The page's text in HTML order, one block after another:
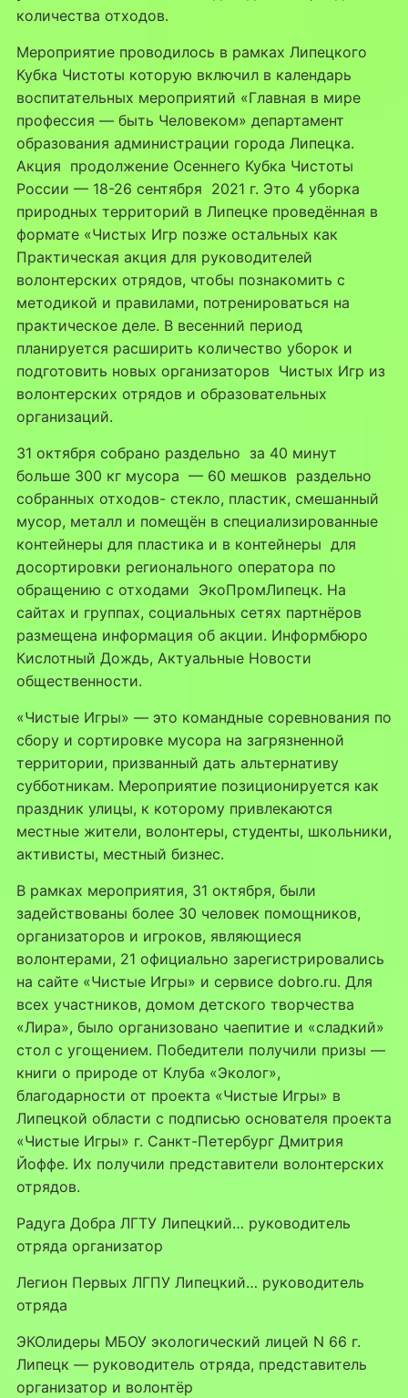
количества отходов.
Мероприятие проводилось в рамках Липецкого
Кубка Чистоты которую включил в календарь
воспитательных мероприятий «Главная в мире
профессия — быть Человеком» департамент
образования администрации города Липецка.
Акция продолжение Осеннего Кубка Чистоты
России — 18-26 сентября 2021 г. Это 4 уборка
природных территорий в Липецке проведённая в
формате «Чистых Игр позже остальных как
Практическая акция для руководителей
волонтерских отрядов, чтобы познакомить с
методикой и правилами, потренироваться на
практическое деле. В весенний период
планируется расширить количество уборок и
подготовить новых организаторов Чистых Игр из
волонтерских отрядов и образовательных
организаций.
31 октября собрано раздельно за 40 минут
больше 300 кг мусора — 60 мешков раздельно
собранных отходов- стекло, пластик, смешанный
мусор, металл и помещён в специализированные
контейнеры для пластика и в контейнеры для
досортировки регионального оператора по
обращению с отходами ЭкоПромЛипецк. На
сайтах и группах, социальных сетях партнёров
размещена информация об акции. Информбюро
Кислотный Дождь, Актуальные Новости
общественности.
«Чистые Игры» — это командные соревнования по
сбору и сортировке мусора на загрязненной
территории, призванный дать альтернативу
субботникам. Мероприятие позиционируется как
праздник улицы, к которому привлекаются
местные жители, волонтеры, студенты, школьники,
активисты, местный бизнес.
В рамках мероприятия, 31 октября, были
задействованы более 30 человек помощников,
организаторов и игроков, являющиеся
волонтерами, 21 официально зарегистрировались
на сайте «Чистые Игры» и сервисе dobro.ru. Для
всех участников, домом детского творчества
«Лира», было организовано чаепитие и «сладкий»
стол с угощением. Победители получили призы —
книги о природе от Клуба «Эколог»,
благодарности от проекта «Чистые Игры» в
Липецкой области с подписью основателя проекта
«Чистые Игры» г. Санкт-Петербург Дмитрия
Йоффе. Их получили представители волонтерских
отрядов.
Радуга Добра ЛГТУ Липецкий… руководитель
отряда организатор
Легион Первых ЛГПУ Липецкий… руководитель
отряда
ЭКОлидеры МБОУ экологический лицей N 66 г.
Липецк — руководитель отряда, представитель
организатор и волонтёр